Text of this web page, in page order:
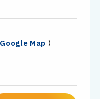
Google Map ）